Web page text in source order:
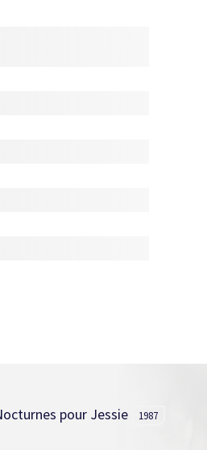
pour Jessie 1987